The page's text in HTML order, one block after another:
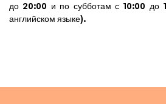
до 20:00 и по субботам с 10:00 до
английском языке).